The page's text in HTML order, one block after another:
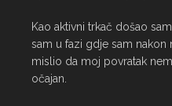
Kao aktivni trkač došao
sam u fazi gdje sam nakon
mislio da moj povratak
očajan.